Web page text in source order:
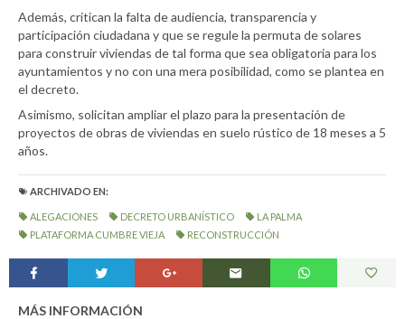
Además, critican la falta de audiencia, transparencia y
participación ciudadana y que se regule la permuta de solares
para construir viviendas de tal forma que sea obligatoria para los
ayuntamientos y no con una mera posibilidad, como se plantea en
el decreto.
Asimismo, solicitan ampliar el plazo para la presentación de
proyectos de obras de viviendas en suelo rústico de 18 meses a 5
años.
ARCHIVADO EN:
ALEGACIONES DECRETO URBANÍSTICO
LA PALMA
PLATAFORMA CUMBRE VIEJA
RECONSTRUCCIÓN
MÁS INFORMACIÓN